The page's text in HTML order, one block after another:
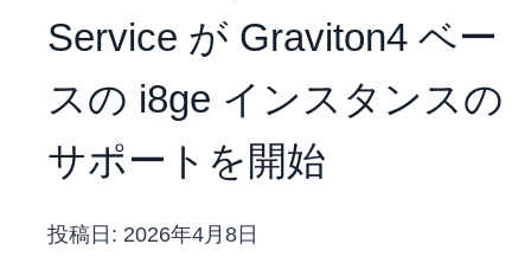
Service が Graviton4 ベー
スの i8ge インスタンスの
サポートを開始
投稿日: 2026年4月8日